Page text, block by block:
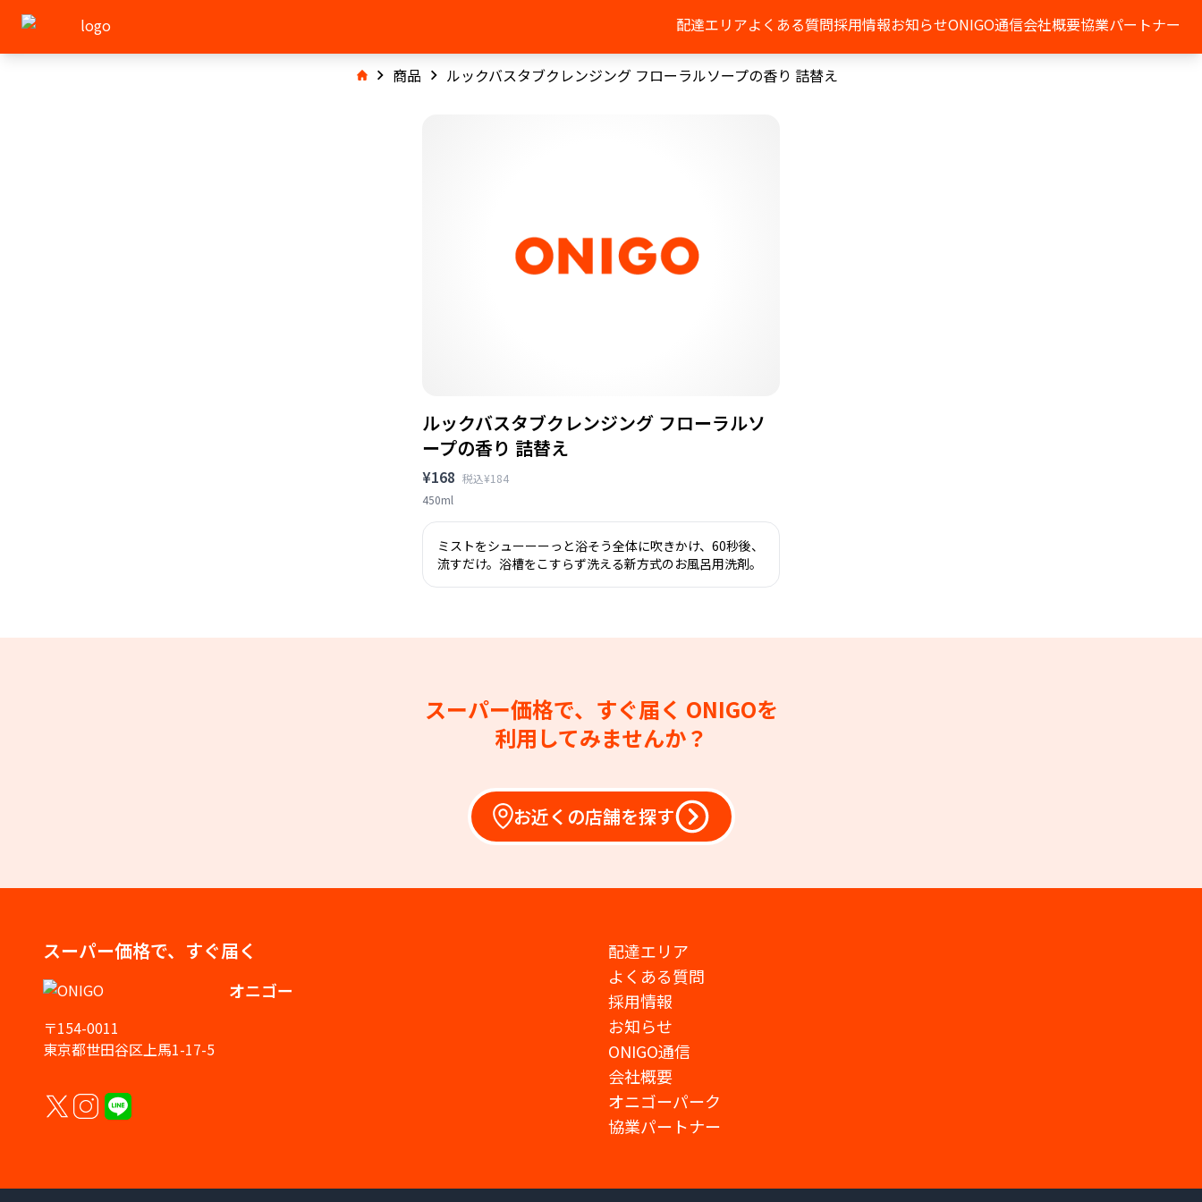
配達エリアよくある質問採用情報お知らせONIGO通信会社概要協業パートナー
商品 ルックバスタブクレンジング フローラルソープの香り 詰替え
ルックバスタブクレンジング フローラルソ
ープの香り 詰替え
¥168 税込¥184
450ml
ミストをシューーーっと浴そう全体に吹きかけ、60秒後、
流すだけ。浴槽をこすらず洗える新方式のお風呂用洗剤。
スーパー価格で、すぐ届く ONIGOを
利用してみませんか？
お近くの店舗を探す
スーパー価格で、すぐ届く
オニゴー
〒154-0011
東京都世田谷区上馬1-17-5
配達エリア
よくある質問
採用情報
お知らせ
ONIGO通信
会社概要
オニゴーパーク
協業パートナー